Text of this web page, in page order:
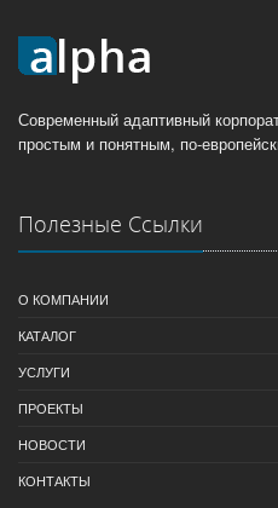
Современный адаптивный
простым и понятным, по-
Полезные Ссылки
О КОМПАНИИ
КАТАЛОГ
УСЛУГИ
ПРОЕКТЫ
НОВОСТИ
КОНТАКТЫ